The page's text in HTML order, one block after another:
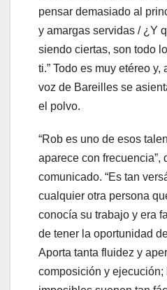
pensar demasiado al
y amargas servidas / ¿Y
siendo ciertas, son todo
ti.” Todo es muy etéreo
voz de Bareilles se
el polvo.
“Rob es uno de esos
aparece con frecuencia”,
comunicado. “Es tan
cualquier otra persona
conocía su trabajo y era
de tener la oportunidad
Aporta tanta fluidez y
composición y